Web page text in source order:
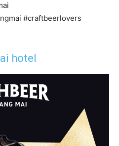
#craftbeerlovers
hotel